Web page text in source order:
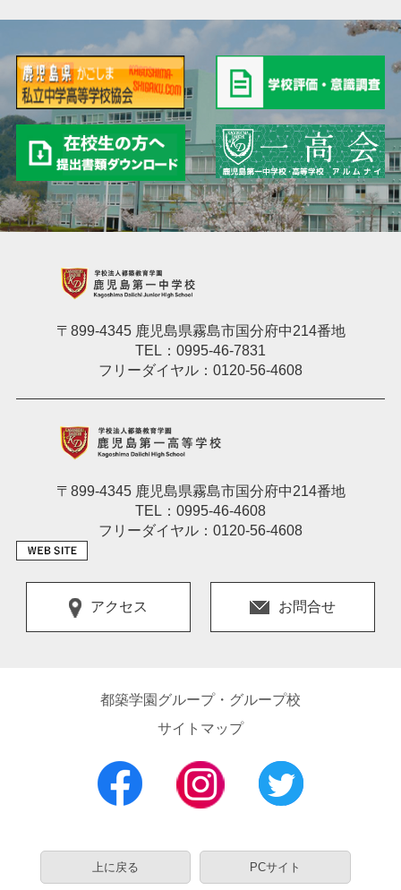
〒899-4345 鹿児島県霧島市国分府中214番地
TEL：0995-46-7831
フリーダイヤル：0120-56-4608
〒899-4345 鹿児島県霧島市国分府中214番地
TEL：0995-46-4608
フリーダイヤル：0120-56-4608
アクセス お問合せ
都築学園グループ・グループ校
サイトマップ
上に戻る PCサイト